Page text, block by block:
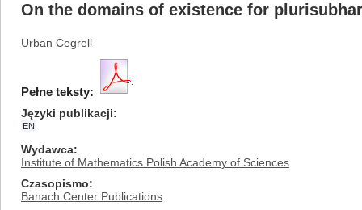
On the domains of existence for
Urban Cegrell
Pełne teksty:
Języki publikacji
EN
Wydawca
Institute of Mathematics Polish Academy of Sciences
Czasopismo
Banach Center Publications